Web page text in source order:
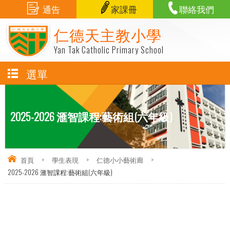
仁德天主教小學
Yan Tak Catholic Primary School
通告 家課冊 聯絡我們
選單
2025-2026 滙智課程:藝術組(六年級)
首頁 > 學生表現 > 仁德小小藝術廊
>
2025-2026 滙智課程:藝術組(六年級)